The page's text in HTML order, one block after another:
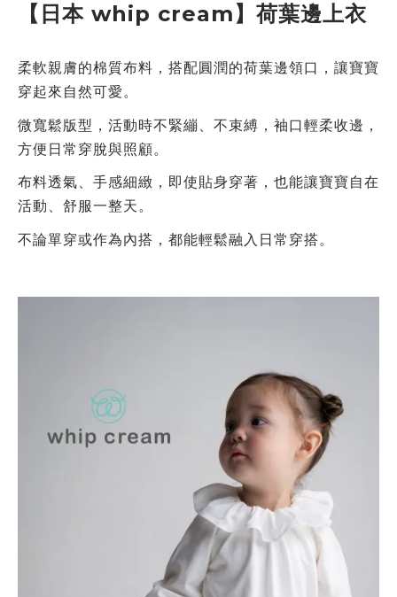
【日本 whip cream】荷葉邊上衣
柔軟親膚的棉質布料，搭配圓潤的荷葉邊領口，讓寶寶
穿起來自然可愛。
微寬鬆版型，活動時不緊繃、不束縛，袖口輕柔收邊，
方便日常穿脫與照顧。
布料透氣、手感細緻，即使貼身穿著，也能讓寶寶自在
活動、舒服一整天。
不論單穿或作為內搭，都能輕鬆融入日常穿搭。